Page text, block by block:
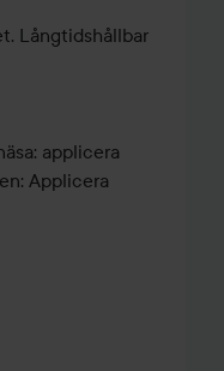
Långtidshållbar
applicera
Applicera